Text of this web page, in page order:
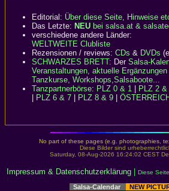
Editorial: Über diese Seite, Hinweise
Das Letzte: NEU bei salsa.at &
verschiedene andere Länder:
WELTWEITE Clubliste
Rezensionen / reviews: CDs & DVDs
SCHWARZES BRETT: Der Salsa-
Veranstaltungen, aktuelle
Tanzkurse, Workshops,Salsaboote...
Tanzpartnerbörse: PLZ 0 & 1 PLZ 2 &
PLZ 6 & 7 PLZ 8 & 9
No part of these pages (e.g. photographies,
Diese Bilder sind
Saturday, 08-Aug-2026 16:24:02 CEST
Impressum & Datenschutzerklärung| Diese
Salsa-Calendar NEW